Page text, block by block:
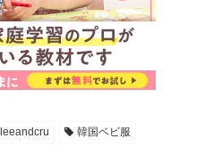
韓国ベビ服